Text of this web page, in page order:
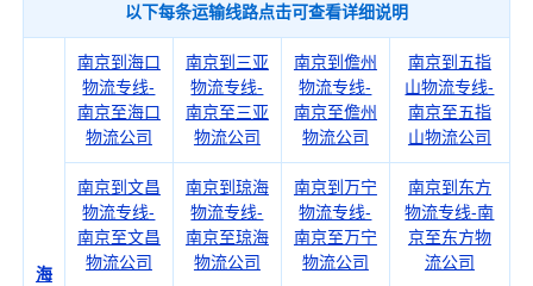
以下每条运输线路点击可查看详细说明
海
南京到海口
物流专线-
南京至海口
物流公司
南京到三亚
物流专线-
南京至三亚
物流公司
南京到儋州
物流专线-
南京至儋州
物流公司
南京到五指
山物流专线-
南京至五指
山物流公司
南京到文昌
物流专线-
南京至文昌
物流公司
南京到琼海
物流专线-
南京至琼海
物流公司
南京到万宁
物流专线-
南京至万宁
物流公司
南京到东方
物流专线-南
京至东方物
流公司